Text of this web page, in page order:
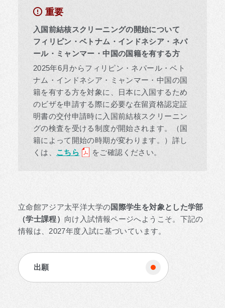
重要
入国前結核スクリーニングの開始について
フィリピン・ベトナム・インドネシア・ネパ
ール・ミャンマー・中国の国籍を有する方
2025年6月からフィリピン・ネパール・ベト
ナム・インドネシア・ミャンマー・中国の国
籍を有する方を対象に、日本に入国するため
のビザを申請する際に必要な在留資格認定証
明書の交付申請時に入国前結核スクリーニン
グの検査を受ける制度が開始されます。（国
籍によって開始の時期が変わります。）詳し
くは、 こちら をご確認ください。
立命館アジア太平洋大学の国際学生を対象とした学部
（学士課程） 向け入試情報ページへようこそ。下記の
情報は、2027年度入試に基づいています。
出願